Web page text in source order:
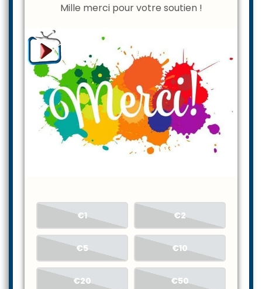
Mille merci pour votre soutien !
€1 €2
€5 €10
€20 €50